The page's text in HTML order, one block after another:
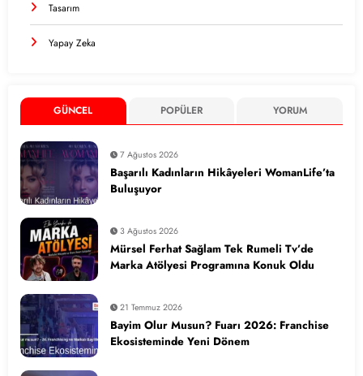
Tasarım
Yapay Zeka
GÜNCEL POPÜLER YORUM
7 Ağustos 2026
Başarılı Kadınların Hikâyeleri WomanLife’ta
Buluşuyor
3 Ağustos 2026
Mürsel Ferhat Sağlam Tek Rumeli Tv’de
Marka Atölyesi Programına Konuk Oldu
21 Temmuz 2026
Bayim Olur Musun? Fuarı 2026: Franchise
Ekosisteminde Yeni Dönem